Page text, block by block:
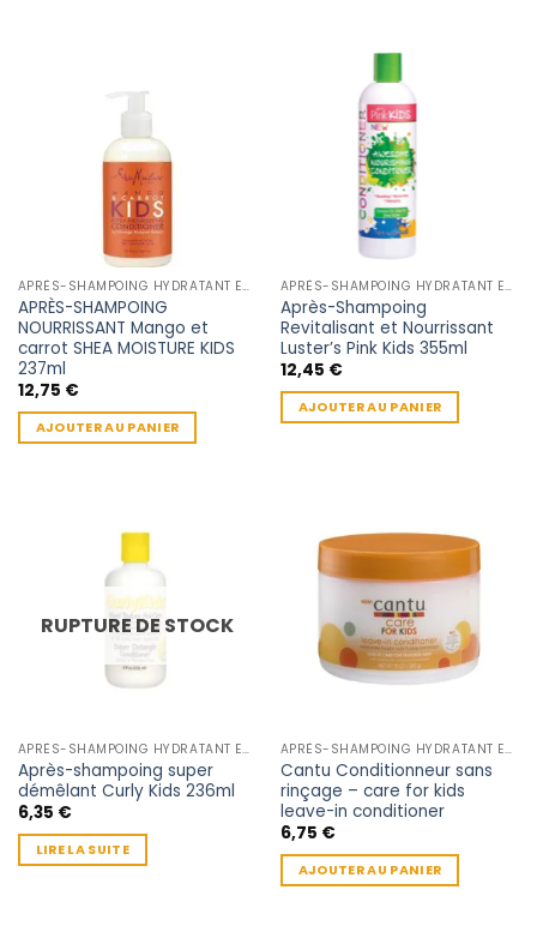
APRÈS-SHAMPOING HYDRATANT ENFANT
APRÈS-SHAMPOING
NOURRISSANT Mango et
carrot SHEA MOISTURE KIDS
237ml
12,75 €
AJOUTER AU PANIER
APRÈS-SHAMPOING HYDRATANT ENFANT
Après-Shampoing
Revitalisant et Nourrissant
Luster’s Pink Kids 355ml
12,45 €
AJOUTER AU PANIER
RUPTURE DE STOCK
APRÈS-SHAMPOING HYDRATANT ENFANT
Après-shampoing super
démêlant Curly Kids 236ml
6,35 €
LIRE LA SUITE
APRÈS-SHAMPOING HYDRATANT ENFANT
Cantu Conditionneur sans
rinçage – care for kids
leave-in conditioner
6,75 €
AJOUTER AU PANIER